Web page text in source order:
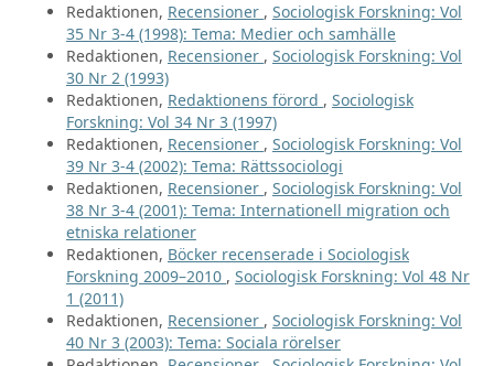
Redaktionen, Recensioner , Sociologisk Forskning: Vol
35 Nr 3-4 (1998): Tema: Medier och samhälle
Redaktionen, Recensioner , Sociologisk Forskning: Vol
30 Nr 2 (1993)
Redaktionen, Redaktionens förord , Sociologisk
Forskning: Vol 34 Nr 3 (1997)
Redaktionen, Recensioner , Sociologisk Forskning: Vol
39 Nr 3-4 (2002): Tema: Rättssociologi
Redaktionen, Recensioner , Sociologisk Forskning: Vol
38 Nr 3-4 (2001): Tema: Internationell migration och
etniska relationer
Redaktionen, Böcker recenserade i Sociologisk
Forskning 2009–2010 , Sociologisk Forskning: Vol 48 Nr
1 (2011)
Redaktionen, Recensioner , Sociologisk Forskning: Vol
40 Nr 3 (2003): Tema: Sociala rörelser